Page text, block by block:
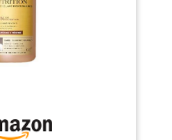
chevelure. Laissez agir 1
minute puis rincez Détails